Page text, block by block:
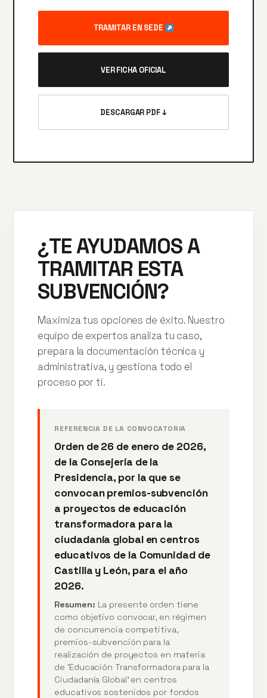
TRAMITAR EN SEDE
VER FICHA OFICIAL
DESCARGAR PDF ↓
¿TE AYUDAMOS A
TRAMITAR ESTA
SUBVENCIÓN?
Maximiza tus opciones de éxito. Nuestro
equipo de expertos analiza tu caso,
prepara la documentación técnica y
administrativa, y gestiona todo el
proceso por ti.
REFERENCIA DE LA CONVOCATORIA
Orden de 26 de enero de 2026,
de la Consejería de la
Presidencia, por la que se
convocan premios-subvención
a proyectos de educación
transformadora para la
ciudadanía global en centros
educativos de la Comunidad de
Castilla y León, para el año
2026.
Resumen: La presente orden tiene
como objetivo convocar, en régimen
de concurrencia competitiva,
premios-subvención para la
realización de proyectos en materia
de ‘Educación Transformadora para la
Ciudadanía Global’ en centros
educativos sostenidos por fondos